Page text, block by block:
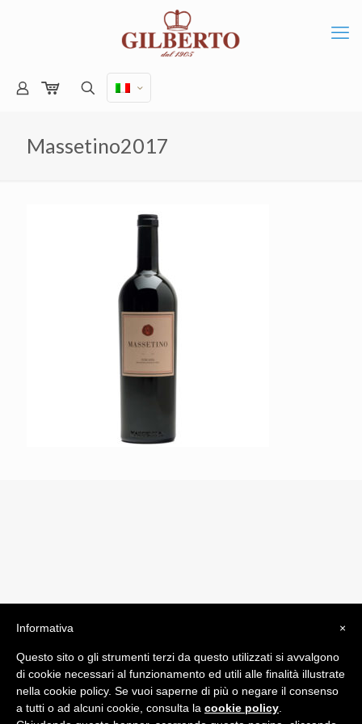
Massetino2017
byComunicatori su Misura srl
Termini e Condizioni di Vendita - Terms and Conditions
ITA:
×
Informativa
Questo sito o gli strumenti terzi da questo utilizzati si avvalgono
di cookie necessari al funzionamento ed utili alle finalità illustrate
nella cookie policy. Se vuoi saperne di più o negare il consenso
a tutti o ad alcuni cookie, consulta la cookie policy